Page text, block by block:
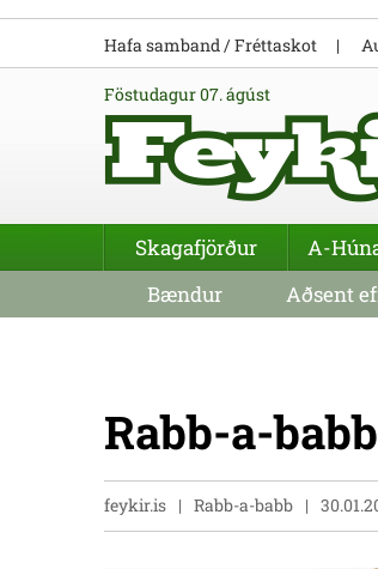
föstudagur 07. ágúst
Rabb-a-
feykir.is Rabb-a-babb
Hafa samband / Fréttaskot
Skagafjörður A-
Bændur
Aðsent